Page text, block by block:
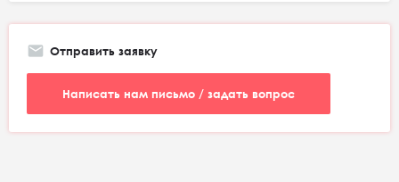
Отправить заявку
Написать нам письмо / задать вопрос